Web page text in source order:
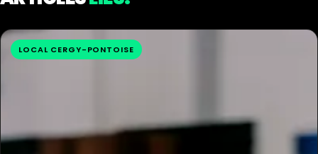
LOCAL CERGY-PONTOISE